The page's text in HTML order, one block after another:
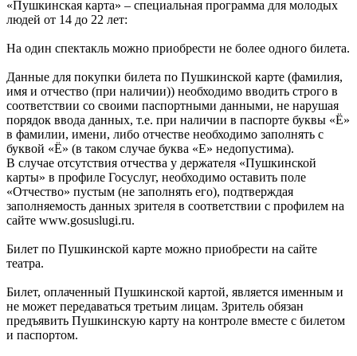
«Пушкинская карта» – специальная программа для молодых
людей от 14 до 22 лет:
На один спектакль можно приобрести не более одного билета.
Данные для покупки билета по Пушкинской карте (фамилия,
имя и отчество (при наличии)) необходимо вводить строго в
соответствии со своими паспортными данными, не нарушая
порядок ввода данных, т.е. при наличии в паспорте буквы «Ё»
в фамилии, имени, либо отчестве необходимо заполнять с
буквой «Ё» (в таком случае буква «Е» недопустима).
В случае отсутствия отчества у держателя «Пушкинской
карты» в профиле Госуслуг, необходимо оставить поле
«Отчество» пустым (не заполнять его), подтверждая
заполняемость данных зрителя в соответствии с профилем на
сайте www.gosuslugi.ru.
Билет по Пушкинской карте можно приобрести на сайте
театра.
Билет, оплаченный Пушкинской картой, является именным и
не может передаваться третьим лицам. Зритель обязан
предъявить Пушкинскую карту на контроле вместе с билетом
и паспортом.